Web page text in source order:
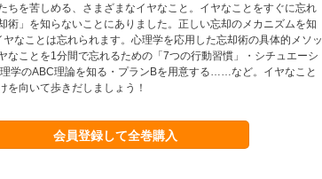
ちを苦しめる、さまざまなイヤなこと。イヤなことをすぐに忘れ
術」を知らないことにありました。正しい忘却のメカニズムを知
なことは忘れられます。心理学を応用した忘却術の具体的メソッ
なことを1分間で忘れるための「7つの行動習慣」・シチュエーシ
学のABC理論を知る・プランBを用意する……など。イヤなこと
を向いて歩きだしましょう！
会員登録して全巻購入